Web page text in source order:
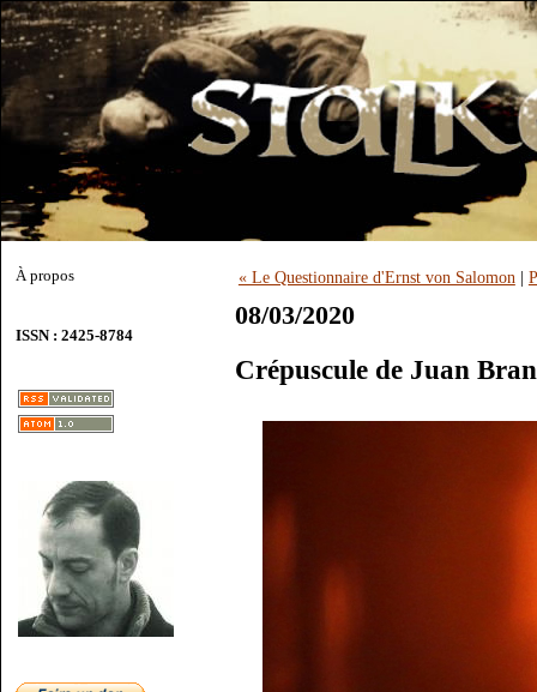
À propos
ISSN : 2425-8784
« Le Questionnaire d'Ernst von Salomon |
08/03/2020
Crépuscule de Juan